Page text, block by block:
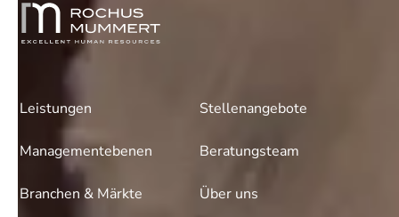
Leistungen Stellenangebote
Managementebenen Beratungsteam
Branchen & Märkte Über uns